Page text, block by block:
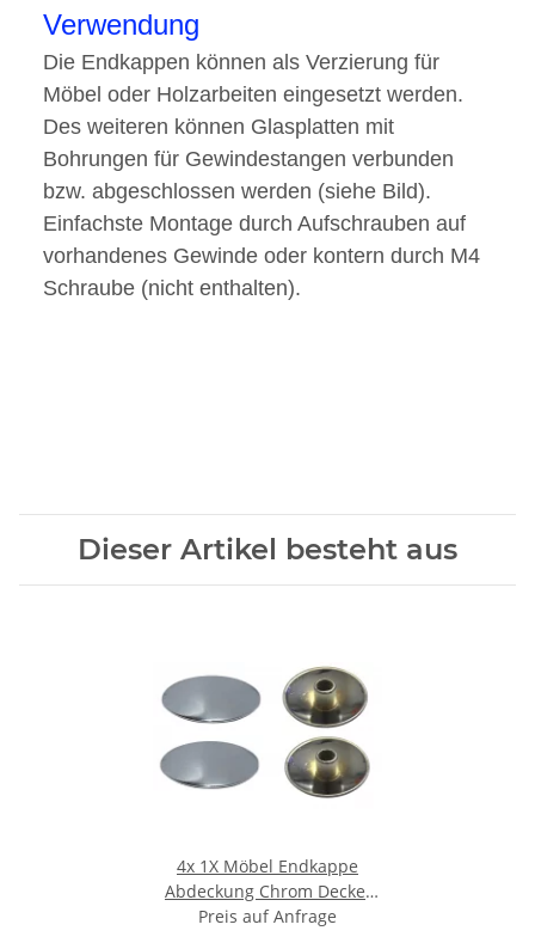
Verwendung
Die Endkappen können als Verzierung für
Möbel oder Holzarbeiten eingesetzt werden.
Des weiteren können Glasplatten mit
Bohrungen für Gewindestangen verbunden
bzw. abgeschlossen werden (siehe Bild).
Einfachste Montage durch Aufschrauben auf
vorhandenes Gewinde oder kontern durch M4
Schraube (nicht enthalten).
Dieser Artikel besteht aus
4x 1X Möbel Endkappe
Abdeckung Chrom Deckel
Zierkappe Abdeckkappe
Preis auf Anfrage